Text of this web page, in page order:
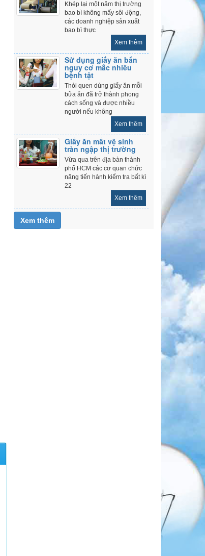
Khép lại một năm thị trường
bao bì không mấy sôi động,
các doanh nghiệp sản xuất
bao bì thực
Xem thêm
Sử dụng giấy ăn bẩn
nguy cơ mắc nhiều
bệnh tật
Thói quen dùng giấy ăn mỗi
bữa ăn đã trở thành phong
cách sống và được nhiều
người nếu không
Xem thêm
Giấy ăn mất vệ sinh
tràn ngập thị trường
Vừa qua trên địa bàn thành
phố HCM các cơ quan chức
năng tiến hành kiểm tra bất kì
22
Xem thêm
Xem thêm